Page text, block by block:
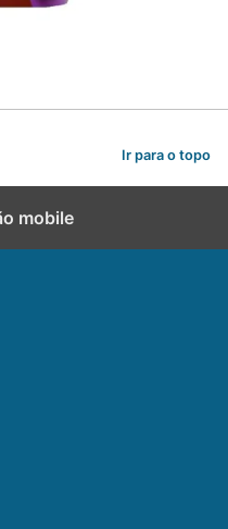
Ir para o topo
mobile